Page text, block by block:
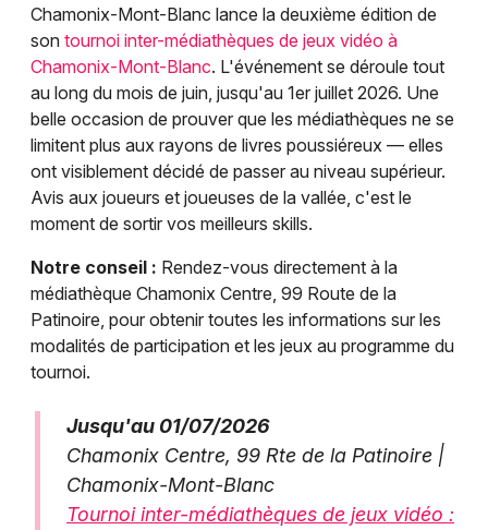
Chamonix-Mont-Blanc lance la deuxième édition de
son tournoi inter-médiathèques de jeux vidéo à
Chamonix-Mont-Blanc. L'événement se déroule tout
au long du mois de juin, jusqu'au 1er juillet 2026. Une
belle occasion de prouver que les médiathèques ne se
limitent plus aux rayons de livres poussiéreux — elles
ont visiblement décidé de passer au niveau supérieur.
Avis aux joueurs et joueuses de la vallée, c'est le
moment de sortir vos meilleurs skills.
Notre conseil : Rendez-vous directement à la
médiathèque Chamonix Centre, 99 Route de la
Patinoire, pour obtenir toutes les informations sur les
modalités de participation et les jeux au programme du
tournoi.
Jusqu'au 01/07/2026
Chamonix Centre, 99 Rte de la Patinoire |
Chamonix-Mont-Blanc
Tournoi inter-médiathèques de jeux vidéo :